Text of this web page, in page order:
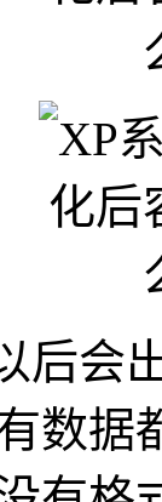
会出
数据